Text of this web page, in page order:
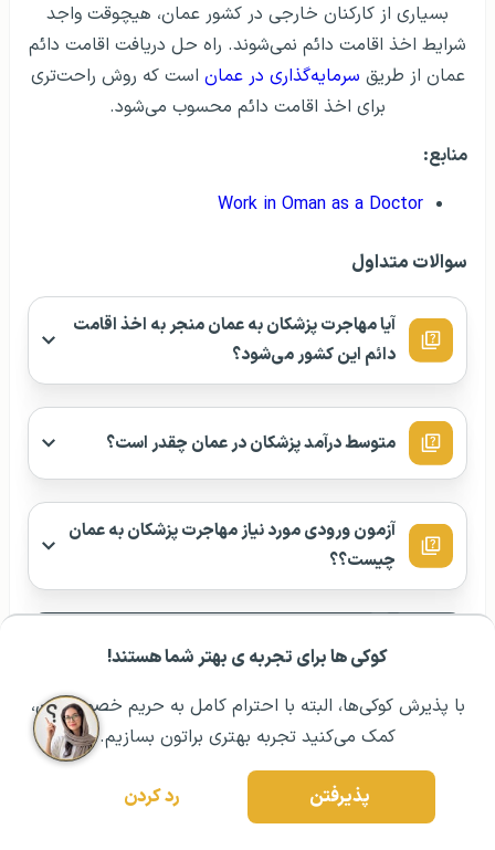
کوکی ها برای تجربه ی بهتر شما هستند!
با پذیرش کوکی‌ها، البته با احترام کامل به حریم خصوصیتون،
کمک می‌کنید تجربه بهتری براتون بسازیم.
پذیرفتن رد کردن
مشــاوره اولیه رایگان: ۰۲۱ ۴۳۰۰۰ ۰۲۱ رزرو مشاوره تخصصی
بسیاری از کارکنان خارجی در کشور عمان، هیچوقت واجد
شرایط اخذ اقامت دائم نمی‌شوند. راه حل دریافت اقامت دائم
عمان از طریق سرمایه‌گذاری در عمان است که روش راحت‌تری
برای اخذ اقامت دائم محسوب می‌شود.
منابع:
Work in Oman as a Doctor
سوالات متداول
آیا مهاجرت پزشکان به عمان منجر به اخذ اقامت
دائم این کشور می‌شود؟
متوسط درآمد پزشکان در عمان چقدر است؟
آزمون ورودی مورد نیاز مهاجرت پزشکان به عمان
چیست؟؟
همــــــــــــین الان مشــاوره
بگیــر!
هفت روز هفته از ساعت صبح تا